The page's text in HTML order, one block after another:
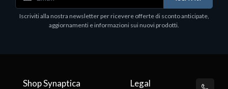
Software - Office Productivity
MS OFFICE H&S 2021 ESD
Iscriviti alla nostra newsletter per ricevere offerte di sconto anticipate,
aggiornamenti e informazioni sui nuovi prodotti.
Shop Synaptica Legal